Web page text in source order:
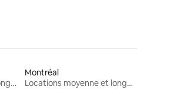
Locations moyenne et longue durée
Montréal
Locations moyenne et longue durée